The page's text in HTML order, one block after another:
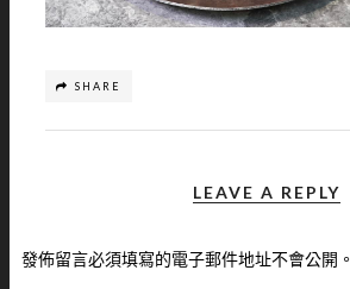
SHARE
LEAVE A REPLY
發佈留言必須填寫的電子郵件地址不會公開。